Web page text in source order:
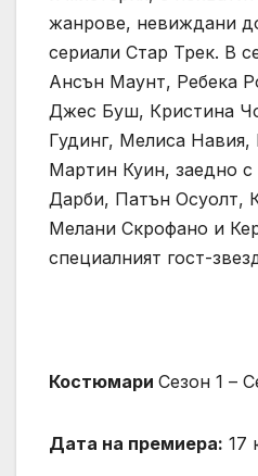
жанрове, невиждани
сериали Стар Трек. В
Ансън Маунт, Ребека
Джес Буш, Кристина
Гудинг, Мелиса
Мартин Куин, заедно с
Дарби, Патън Осуолт,
Мелани Скрофано и
специалният гост-
Костюмари Сезон 1 –
Дата на премиера: 17